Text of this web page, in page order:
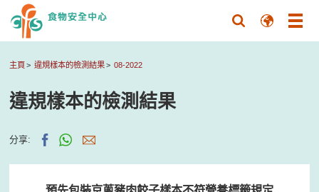
主頁 違規樣本的檢測結果 08-2022
違規樣本的檢測結果
分享: